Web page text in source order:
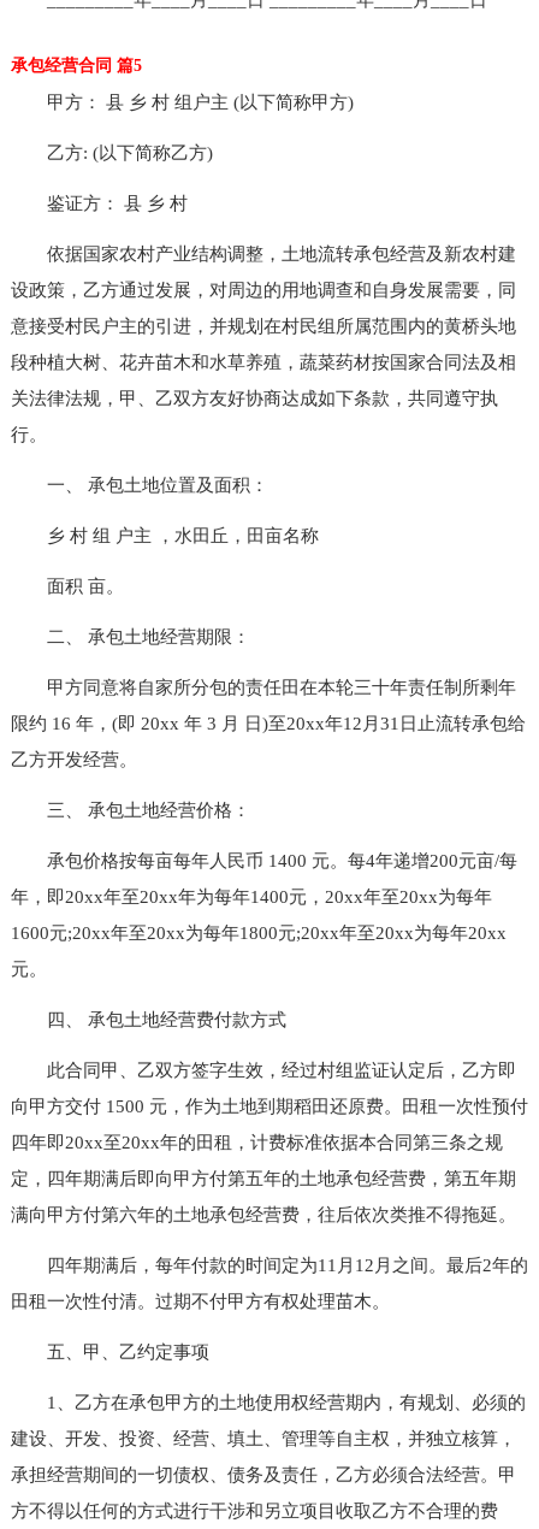
承包经营合同 篇5
甲方： 县 乡 村 组户主 (以下简称甲方)
乙方: (以下简称乙方)
鉴证方： 县 乡 村
依据国家农村产业结构调整，土地流转承包经营及新农村建
设政策，乙方通过发展，对周边的用地调查和自身发展需要，同
意接受村民户主的引进，并规划在村民组所属范围内的黄桥头地
段种植大树、花卉苗木和水草养殖，蔬菜药材按国家合同法及相
关法律法规，甲、乙双方友好协商达成如下条款，共同遵守执
行。
一、 承包土地位置及面积：
乡 村 组 户主 ，水田丘，田亩名称
面积 亩。
二、 承包土地经营期限：
甲方同意将自家所分包的责任田在本轮三十年责任制所剩年
限约 16 年，(即 20xx 年 3 月 日)至20xx年12月31日止流转承包给
乙方开发经营。
三、 承包土地经营价格：
承包价格按每亩每年人民币 1400 元。每4年递增200元亩/每
年，即20xx年至20xx年为每年1400元，20xx年至20xx为每年
1600元;20xx年至20xx为每年1800元;20xx年至20xx为每年20xx
元。
四、 承包土地经营费付款方式
此合同甲、乙双方签字生效，经过村组监证认定后，乙方即
向甲方交付 1500 元，作为土地到期稻田还原费。田租一次性预付
四年即20xx至20xx年的田租，计费标准依据本合同第三条之规
定，四年期满后即向甲方付第五年的土地承包经营费，第五年期
满向甲方付第六年的土地承包经营费，往后依次类推不得拖延。
四年期满后，每年付款的时间定为11月12月之间。最后2年的
田租一次性付清。过期不付甲方有权处理苗木。
五、甲、乙约定事项
1、乙方在承包甲方的土地使用权经营期内，有规划、必须的
建设、开发、投资、经营、填土、管理等自主权，并独立核算，
承担经营期间的一切债权、债务及责任，乙方必须合法经营。甲
方不得以任何的方式进行干涉和另立项目收取乙方不合理的费